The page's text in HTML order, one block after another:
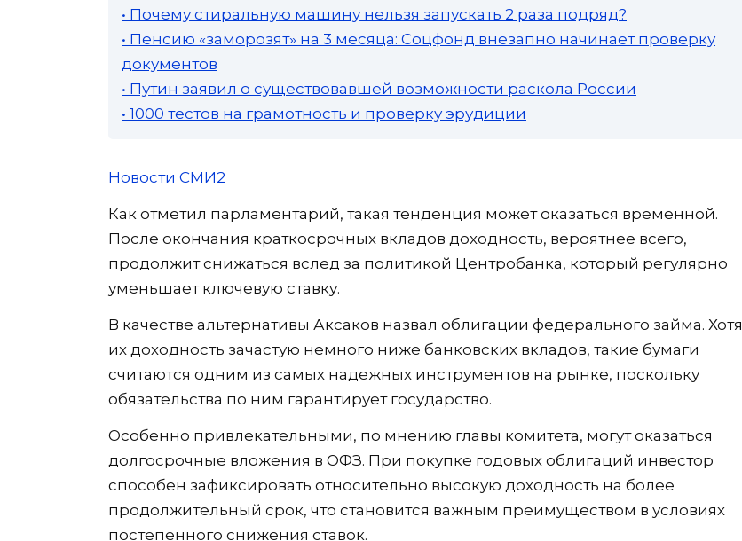
• Почему стиральную машину нельзя запускать 2 раза подряд?
• Пенсию «заморозят» на 3 месяца: Соцфонд внезапно начинает проверку
документов
• Путин заявил о существовавшей возможности раскола России
• 1000 тестов на грамотность и проверку эрудиции
Новости СМИ2
Как отметил парламентарий, такая тенденция может оказаться временной.
После окончания краткосрочных вкладов доходность, вероятнее всего,
продолжит снижаться вслед за политикой Центробанка, который регулярно
уменьшает ключевую ставку.
В качестве альтернативы Аксаков назвал облигации федерального займа. Хотя
их доходность зачастую немного ниже банковских вкладов, такие бумаги
считаются одним из самых надежных инструментов на рынке, поскольку
обязательства по ним гарантирует государство.
Особенно привлекательными, по мнению главы комитета, могут оказаться
долгосрочные вложения в ОФЗ. При покупке годовых облигаций инвестор
способен зафиксировать относительно высокую доходность на более
продолжительный срок, что становится важным преимуществом в условиях
постепенного снижения ставок.